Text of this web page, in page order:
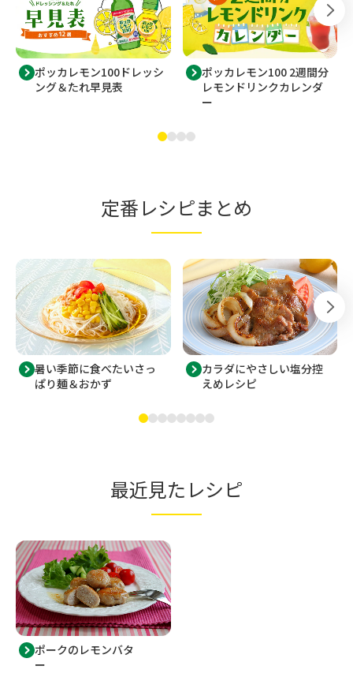
ポッカレモン100ドレッシ
ング＆たれ早見表
ポッカレモン100 2週間分
レモンドリンクカレンダ
ー
定番レシピまとめ
暑い季節に食べたいさっ
ぱり麺＆おかず
カラダにやさしい塩分控
えめレシピ
最近見たレシピ
ポークのレモンバタ
ー